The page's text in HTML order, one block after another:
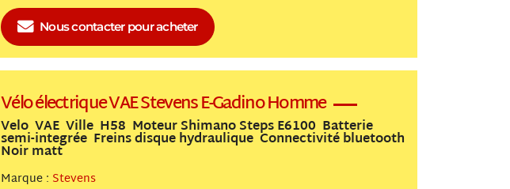
Nous contacterpour acheter
Vélo électrique VAE Stevens E-Gadino Homme
Velo VAE Ville H58 Moteur Shimano Steps E6100 Batterie
semi-integrée Freins disque hydraulique Connectivité bluetooth
Noir matt
Marque : Stevens